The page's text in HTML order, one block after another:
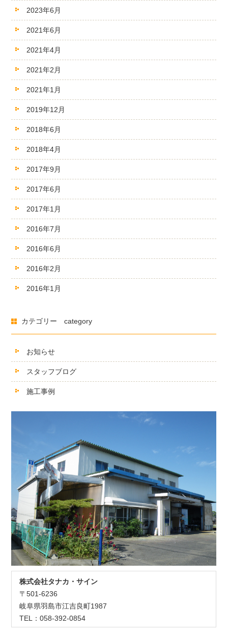
2023年6月
2021年6月
2021年4月
2021年2月
2021年1月
2019年12月
2018年6月
2018年4月
2017年9月
2017年6月
2017年1月
2016年7月
2016年6月
2016年2月
2016年1月
カテゴリー category
お知らせ
スタッフブログ
施工事例
株式会社タナカ・サイン
〒501-6236
岐阜県羽島市江吉良町1987
TEL：058-392-0854